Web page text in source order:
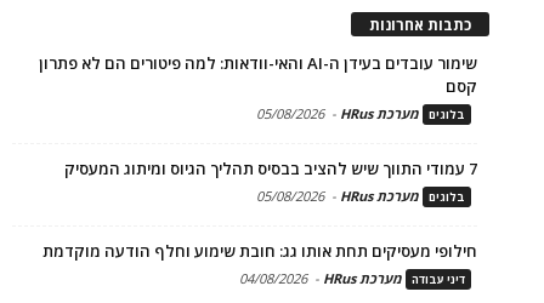
כתבות אחרונות
שימור עובדים בעידן ה-AI והאי-וודאות: למה פיטורים הם לא פתרון
קסם
בלוגים מערכת HRus -
05/08/2026
7 עמודי התווך שיש להציב בבסיס תהליך הגיוס ומיתוג המעסיק
בלוגים מערכת HRus -
05/08/2026
חילופי מעסיקים תחת אותו גג: חובת שימוע וחלף הודעה מוקדמת
דיני עבודה מערכת HRus -
04/08/2026